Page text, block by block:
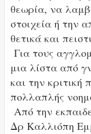
θεωρία, να
στοιχεία ή την
θετικά και
Για τους
μια λίστα από
και την κριτική
πολλαπλής
Από την
Δρ Καλλιόπη